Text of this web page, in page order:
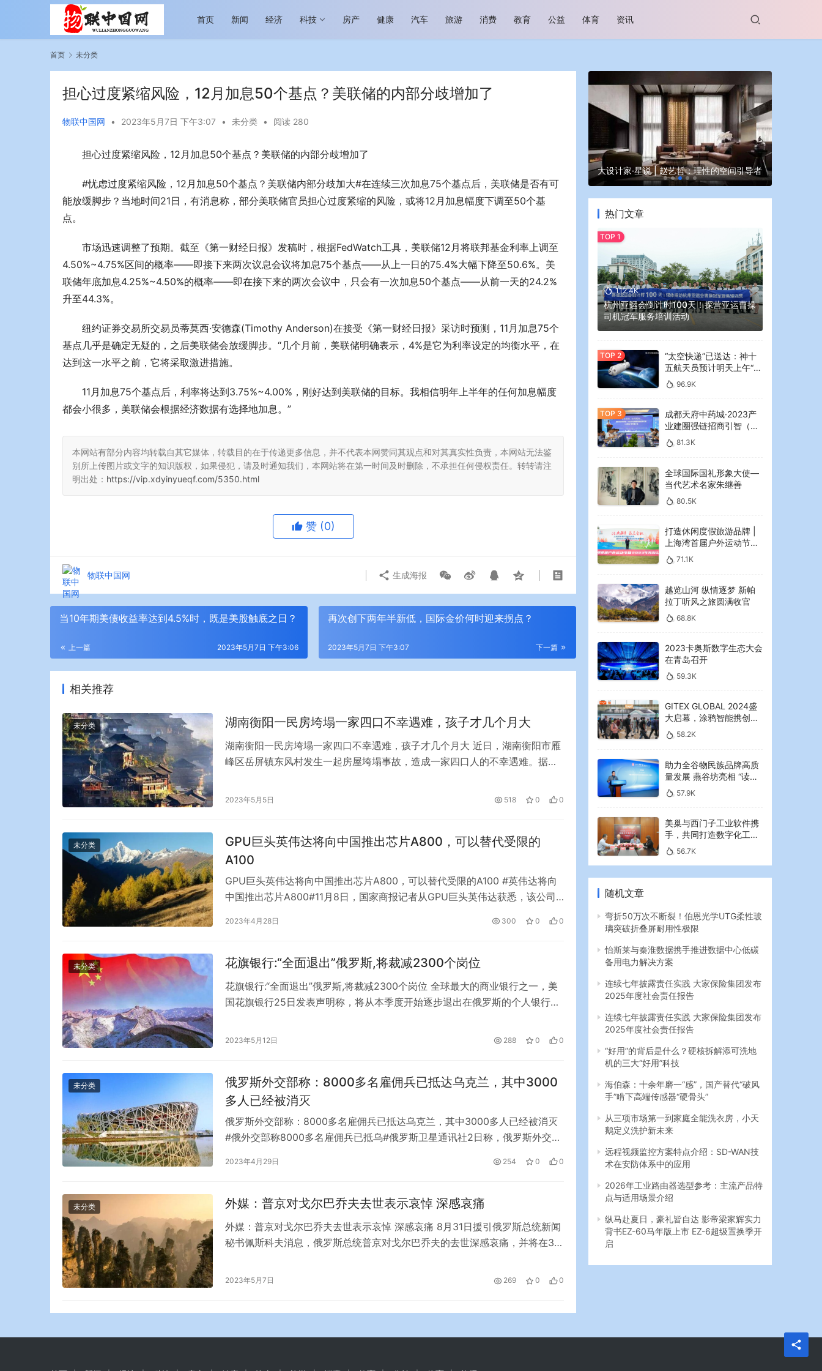
首页 新闻 经济 科技 房产 健康 汽车 旅游 消费 教育 公益 体育 资讯
首页 未分类
担心过度紧缩风险，12月加息50个基点？美联储的内部分歧增加了
物联中国网 • 2023年5月7日 下午3:07 • 未分类 • 阅读 280
担心过度紧缩风险，12月加息50个基点？美联储的内部分歧增加了
#忧虑过度紧缩风险，12月加息50个基点？美联储内部分歧加大#在连续三次加息75个基点后，美联储是否有可
能放缓脚步？当地时间21日，有消息称，部分美联储官员担心过度紧缩的风险，或将12月加息幅度下调至50个基
点。
市场迅速调整了预期。截至《第一财经日报》发稿时，根据FedWatch工具，美联储12月将联邦基金利率上调至
4.50%~4.75%区间的概率——即接下来两次议息会议将加息75个基点——从上一日的75.4%大幅下降至50.6%。美
联储年底加息4.25%~4.50%的概率——即在接下来的两次会议中，只会有一次加息50个基点——从前一天的24.2%
升至44.3%。
纽约证券交易所交易员蒂莫西·安德森(Timothy Anderson)在接受《第一财经日报》采访时预测，11月加息75个
基点几乎是确定无疑的，之后美联储会放缓脚步。“几个月前，美联储明确表示，4%是它为利率设定的均衡水平，在
达到这一水平之前，它将采取激进措施。
11月加息75个基点后，利率将达到3.75%~4.00%，刚好达到美联储的目标。我相信明年上半年的任何加息幅度
都会小很多，美联储会根据经济数据有选择地加息。”
本网站有部分内容均转载自其它媒体，转载目的在于传递更多信息，并不代表本网赞同其观点和对其真实性负责，本网站无法鉴
别所上传图片或文字的知识版权，如果侵犯，请及时通知我们，本网站将在第一时间及时删除，不承担任何侵权责任。转转请注
明出处： https://vip.xdyinyueqf.com/5350.html
赞 (0)
物联中国网 生成海报
当10年期美债收益率达到4.5%时，既是美股触底之日？
上一篇 2023年5月7日 下午3:06
再次创下两年半新低，国际金价何时迎来拐点？
下一篇
2023年5月7日 下午3:07
相关推荐
未分类 湖南衡阳一民房垮塌一家四口不幸遇难，孩子才几个月大
湖南衡阳一民房垮塌一家四口不幸遇难，孩子才几个月大 近日，湖南衡阳市雁
峰区岳屏镇东风村发生一起房屋垮塌事故，造成一家四口人的不幸遇难。据村
大，这很可能是导致垮塌的主要原因。 一村民表示：清明节前夕，当地大风连
2023年5月5日 518 0 0
未分类
GPU巨头英伟达将向中国推出芯片A800，可以替代受限的
A100
GPU巨头英伟达将向中国推出芯片A800，可以替代受限的A100 #英伟达将向
中国推出芯片A800#11月8日，国家商报记者从GPU巨头英伟达获悉，该公司
A800是英伟达A100 GPU(以下简称“A100”)面向中国客户的替代产品。A800符
2023年4月28日 300 0 0
未分类 花旗银行:“全面退出”俄罗斯,将裁减2300个岗位
花旗银行:“全面退出”俄罗斯,将裁减2300个岗位 全球最大的商业银行之一，美
国花旗银行25日发表声明称，将从本季度开始逐步退出在俄罗斯的个人银行业
界面新闻消息指出，花旗银行还将继续积极寻求出售部分俄罗斯消费者银行业
2023年5月12日 288 0 0
未分类
俄罗斯外交部称：8000多名雇佣兵已抵达乌克兰，其中3000
多人已经被消灭
俄罗斯外交部称：8000多名雇佣兵已抵达乌克兰，其中3000多人已经被消灭
#俄外交部称8000多名雇佣兵已抵乌#俄罗斯卫星通讯社2日称，俄罗斯外交部
消灭了3000多名外国雇佣兵，同样数量的人已经回国。此前一天，英国媒体
2023年4月29日 254 0 0
未分类 外媒：普京对戈尔巴乔夫去世表示哀悼 深感哀痛
外媒：普京对戈尔巴乔夫去世表示哀悼 深感哀痛 8月31日援引俄罗斯总统新闻
秘书佩斯科夫消息，俄罗斯总统普京对戈尔巴乔夫的去世深感哀痛，并将在31
间发布消息称，苏联最后一任领导人戈尔巴乔夫当天晚上因长期重病医治无效
2023年5月7日 269 0 0
越览山河 纵情逐梦 新帕拉丁听风之旅即日
今年旅游市场进入恢复发展快车道 向“新”而
大设计家·星说 | 赵艺哲：理性的空间引导者
热门文章
112.4K
杭州亚运会倒计时100天！探营亚运曹操
司机冠军服务培训活动
“太空快递”已送达：神十
五航天员预计明天上午“拆
快递”96.9K
成都天府中药城·2023产
业建圈强链招商引智（大
湾区）专场推介会在广州
举行
81.3K
全球国际国礼形象大使—
当代艺术名家朱继善
80.5K
打造休闲度假旅游品牌 |
上海湾首届户外运动节暨
2023年海湾红叶节启幕
71.1K
越览山河 纵情逐梦 新帕
拉丁听风之旅圆满收官
68.8K
2023卡奥斯数字生态大会
在青岛召开
59.3K
GITEX GLOBAL 2024盛
大启幕，涂鸦智能携创新
AI解决方案引领中东可持
续未来
58.2K
助力全谷物民族品牌高质
量发展 燕谷坊亮相 “读懂
中国”国际会议
57.9K
美巢与西门子工业软件携
手，共同打造数字化工业
新篇章
56.7K
随机文章
弯折50万次不断裂！伯恩光学UTG柔性玻
璃突破折叠屏耐用性极限
怡斯莱与秦淮数据携手推进数据中心低碳
备用电力解决方案
连续七年披露责任实践 大家保险集团发布
2025年度社会责任报告
连续七年披露责任实践 大家保险集团发布
2025年度社会责任报告
“好用”的背后是什么？硬核拆解添可洗地
机的三大“好用”科技
海伯森：十余年磨一“感”，国产替代“破风
手”啃下高端传感器“硬骨头”
从三项市场第一到家庭全能洗衣房，小天
鹅定义洗护新未来
远程视频监控方案特点介绍：SD-WAN技
术在安防体系中的应用
2026年工业路由器选型参考：主流产品特
点与适用场景介绍
纵马赴夏日，豪礼皆自达 影帝梁家辉实力
背书EZ-60马年版上市 EZ-6超级置换季开
启